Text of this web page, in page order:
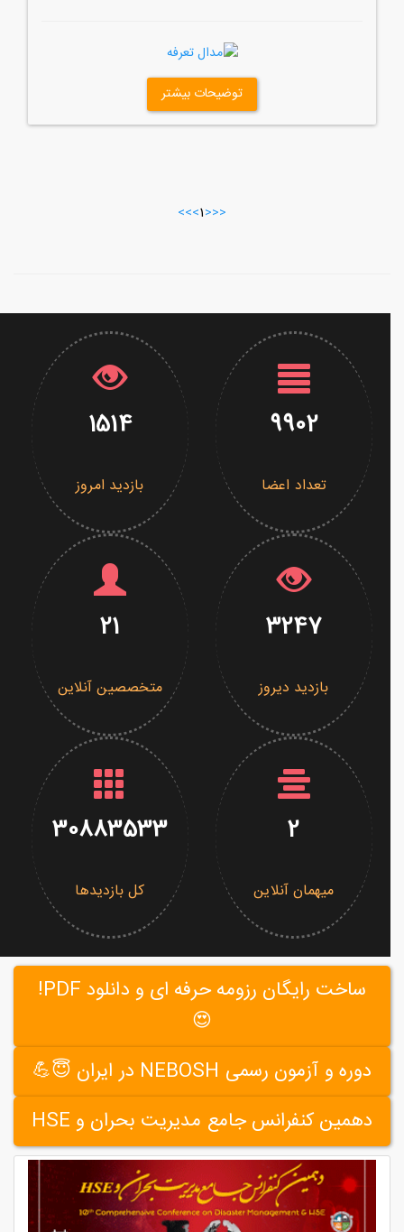
توضیحات بیشتر
<<
<
1
>
>>
9902
تعداد اعضا
1514
بازدید امروز
3247
بازدید دیروز
21
متخصصین آنلاین
میهمان آنلاین
30883533
کل بازدیدها
ساخت رایگان رزومه حرفه ای و دانلود PDF!
😍
دوره و آزمون رسمی NEBOSH در ایران 😇💪
دهمین کنفرانس جامع مدیریت بحران و HSE